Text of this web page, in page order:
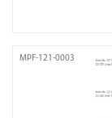
MPF-121-0003